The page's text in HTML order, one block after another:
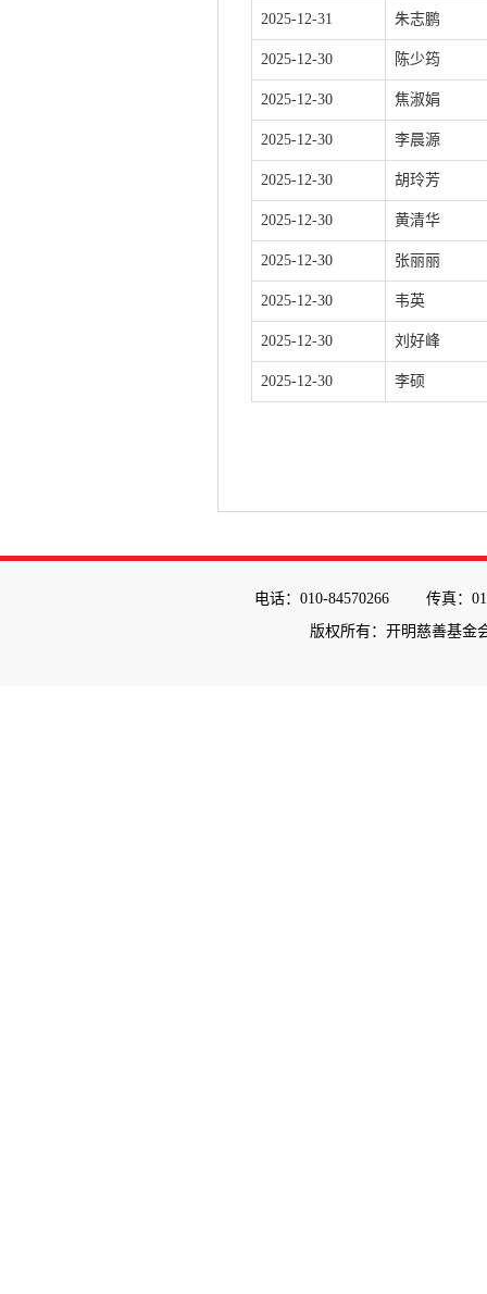
2025-12-31 朱志鹏
2025-12-30 陈少筠
2025-12-30 焦淑娟
2025-12-30 李晨源
2025-12-30 胡玲芳
2025-12-30 黄清华
2025-12-30 张丽丽
2025-12-30 韦英
2025-12-30 刘好峰
2025-12-30 李硕
电话：010-84570266
传真：
版权所有：开明慈善基金